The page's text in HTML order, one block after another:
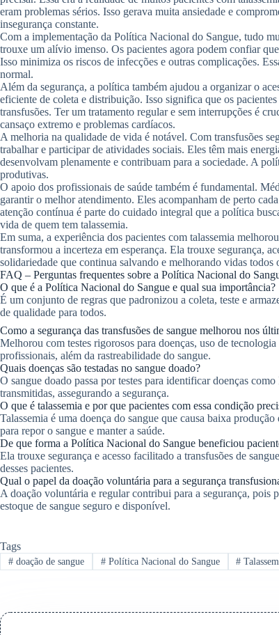
eram problemas sérios. Isso gerava muita ansiedade e
insegurança constante.
Com a implementação da Política Nacional do Sangue, tudo
trouxe um alívio imenso. Os pacientes agora podem confiar
Isso minimiza os riscos de infecções e outras complicações.
normal.
Além da segurança, a política também ajudou a organizar o
eficiente de coleta e distribuição. Isso significa que os
transfusões. Ter um tratamento regular e sem interrupções é
cansaço extremo e problemas cardíacos.
A melhoria na qualidade de vida é notável. Com transfusões
trabalhar e participar de atividades sociais. Eles têm mais
desenvolvam plenamente e contribuam para a sociedade. A
produtivas.
O apoio dos profissionais de saúde também é fundamental.
garantir o melhor atendimento. Eles acompanham de perto
atenção contínua é parte do cuidado integral que a política
vida de quem tem talassemia.
Em suma, a experiência dos pacientes com talassemia
transformou a incerteza em esperança. Ela trouxe segurança,
solidariedade que continua salvando e melhorando vidas todos
FAQ – Perguntas frequentes sobre a Política Nacional do
O que é a Política Nacional do Sangue e qual sua importância?
É um conjunto de regras que padronizou a coleta, teste e
de qualidade para todos.
Como a segurança das transfusões de sangue melhorou nos
Melhorou com testes rigorosos para doenças, uso de
profissionais, além da rastreabilidade do sangue.
Quais doenças são testadas no sangue doado?
O sangue doado passa por testes para identificar doenças
transmitidas, assegurando a segurança.
O que é talassemia e por que pacientes com essa condição
Talassemia é uma doença do sangue que causa baixa
para repor o sangue e manter a saúde.
De que forma a Política Nacional do Sangue beneficiou
Ela trouxe segurança e acesso facilitado a transfusões de
desses pacientes.
Qual o papel da doação voluntária para a segurança
A doação voluntária e regular contribui para a segurança, pois
estoque de sangue seguro e disponível.
Tags
#doação de sangue #Política Nacional do Sangue #